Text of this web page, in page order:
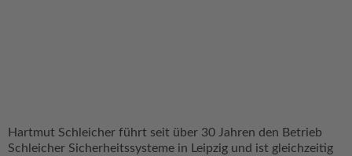
Hartmut Schleicher führt seit über 30 Jahren den Betrieb
Schleicher Sicherheitssysteme in Leipzig und ist gleichzeitig